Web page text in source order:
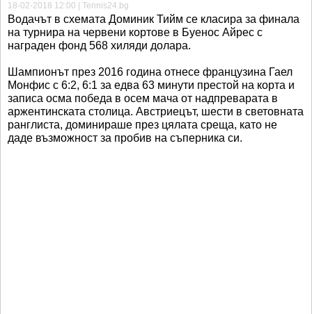
18-02-2018 12:00 | Tennis24.bg
Водачът в схемата Доминик Тийм се класира за финала
на турнира на червени кортове в Буенос Айрес с
награден фонд 568 хиляди долара.
Шампионът през 2016 година отнесе французина Гаел
Монфис с 6:2, 6:1 за едва 63 минути престой на корта и
записа осма победа в осем мача от надпреварата в
аржентинската столица. Австриецът, шести в световната
ранглиста, доминираше през цялата среща, като не
даде възможност за пробив на съперника си.